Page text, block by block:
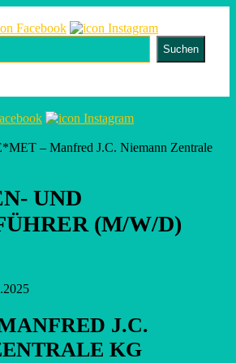
Suchen
– Manfred J.C. Niemann Zentrale
UND
(M/W/D)
J.C.
KG